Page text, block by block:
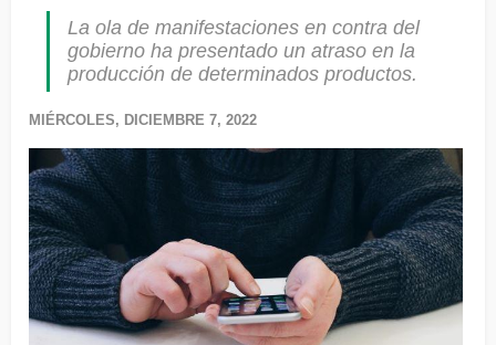
La ola de manifestaciones en contra del
gobierno ha presentado un atraso en la
producción de determinados productos.
MIÉRCOLES, DICIEMBRE 7, 2022